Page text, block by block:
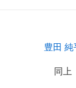
豊田 純
同上